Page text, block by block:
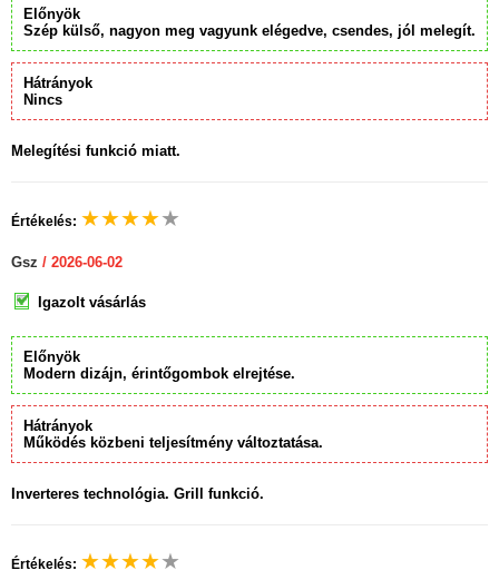
Előnyök
Szép külső, nagyon meg vagyunk elégedve, csendes, jól melegít.
Hátrányok
Nincs
Melegítési funkció miatt.
Értékelés: ★★★★★
Gsz / 2026-06-02
Igazolt vásárlás
Előnyök
Modern dizájn, érintőgombok elrejtése.
Hátrányok
Működés közbeni teljesítmény változtatása.
Inverteres technológia. Grill funkció.
Értékelés: ★★★★★